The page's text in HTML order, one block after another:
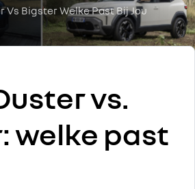
Vs Bigster Welke Past Bij Jou
vs.
welke past